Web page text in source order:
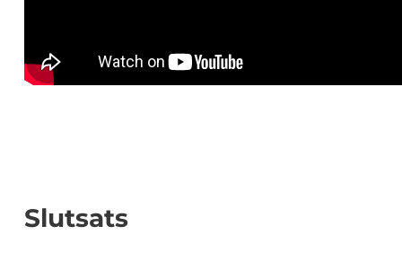
Slutsats